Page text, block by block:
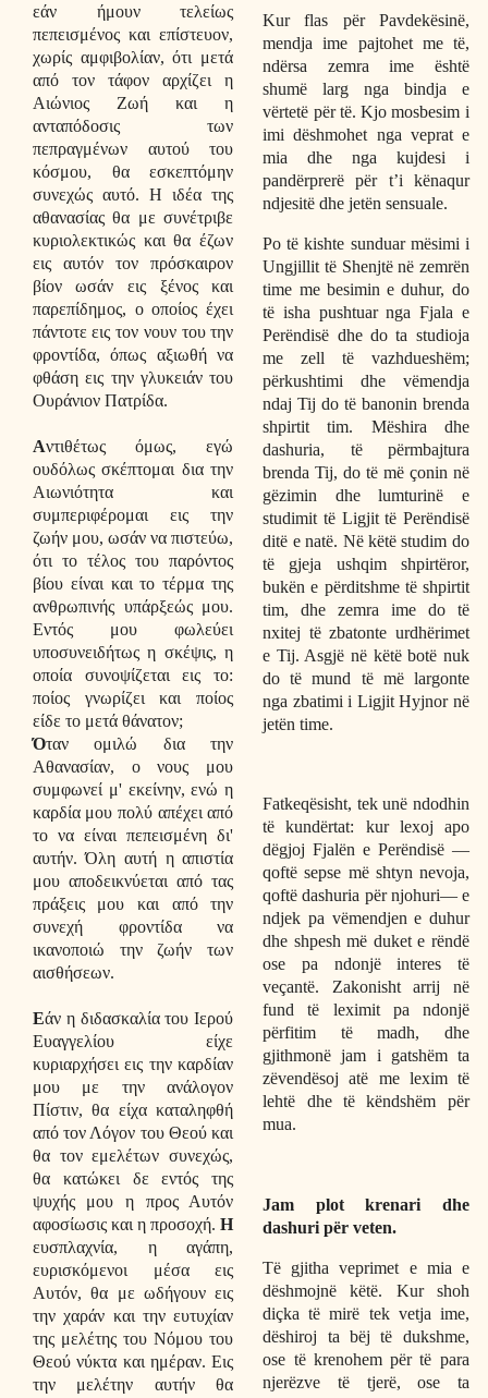
εάν ήμουν τελείως
πεπεισμένος και επίστευον,
χωρίς αμφιβολίαν, ότι μετά
από τον τάφον αρχίζει η
Αιώνιος Ζωή και η
ανταπόδοσις των
πεπραγμένων αυτού του
κόσμου, θα εσκεπτόμην
συνεχώς αυτό. Η ιδέα της
αθανασίας θα με συνέτριβε
κυριολεκτικώς και θα έζων
εις αυτόν τον πρόσκαιρον
βίον ωσάν εις ξένος και
παρεπίδημος, ο οποίος έχει
πάντοτε εις τον νουν του την
φροντίδα, όπως αξιωθή να
φθάση εις την γλυκειάν του
Ουράνιον Πατρίδα.
Αντιθέτως όμως, εγώ
ουδόλως σκέπτομαι δια την
Αιωνιότητα και
συμπεριφέρομαι εις την
ζωήν μου, ωσάν να πιστεύω,
ότι το τέλος του παρόντος
βίου είναι και το τέρμα της
ανθρωπινής υπάρξεώς μου.
Εντός μου φωλεύει
υποσυνειδήτως η σκέψις, η
οποία συνοψίζεται εις το:
ποίος γνωρίζει και ποίος
είδε το μετά θάνατον;
Όταν ομιλώ δια την
Αθανασίαν, ο νους μου
συμφωνεί μ' εκείνην, ενώ η
καρδία μου πολύ απέχει από
το να είναι πεπεισμένη δι'
αυτήν. Όλη αυτή η απιστία
μου αποδεικνύεται από τας
πράξεις μου και από την
συνεχή φροντίδα να
ικανοποιώ την ζωήν των
αισθήσεων.
Εάν η διδασκαλία του Ιερού
Ευαγγελίου είχε
κυριαρχήσει εις την καρδίαν
μου με την ανάλογον
Πίστιν, θα είχα καταληφθή
από τον Λόγον του Θεού και
θα τον εμελέτων συνεχώς,
θα κατώκει δε εντός της
ψυχής μου η προς Αυτόν
αφοσίωσις και η προσοχή.Η
ευσπλαχνία, η αγάπη,
ευρισκόμενοι μέσα εις
Αυτόν, θα με ωδήγουν εις
την χαράν και την ευτυχίαν
της μελέτης του Νόμου του
Θεού νύκτα και ημέραν. Εις
την μελέτην αυτήν θα
Kur flas për Pavdekësinë,
mendja ime pajtohet me të,
ndërsa zemra ime është
shumë larg nga bindja e
vërtetë për të. Kjo mosbesim i
imi dëshmohet nga veprat e
mia dhe nga kujdesi i
pandërprerë për t’i kënaqur
ndjesitë dhe jetën sensuale.
Po të kishte sunduar mësimi i
Ungjillit të Shenjtë në zemrën
time me besimin e duhur, do
të isha pushtuar nga Fjala e
Perëndisë dhe do ta studioja
me zell të vazhdueshëm;
përkushtimi dhe vëmendja
ndaj Tij do të banonin brenda
shpirtit tim. Mëshira dhe
dashuria, të përmbajtura
brenda Tij, do të më çonin në
gëzimin dhe lumturinë e
studimit të Ligjit të Perëndisë
ditë e natë. Në këtë studim do
të gjeja ushqim shpirtëror,
bukën e përditshme të shpirtit
tim, dhe zemra ime do të
nxitej të zbatonte urdhërimet
e Tij. Asgjë në këtë botë nuk
do të mund të më largonte
nga zbatimi i Ligjit Hyjnor në
jetën time.
Fatkeqësisht, tek unë ndodhin
të kundërtat: kur lexoj apo
dëgjoj Fjalën e Perëndisë —
qoftë sepse më shtyn nevoja,
qoftë dashuria për njohuri— e
ndjek pa vëmendjen e duhur
dhe shpesh më duket e rëndë
ose pa ndonjë interes të
veçantë. Zakonisht arrij në
fund të leximit pa ndonjë
përfitim të madh, dhe
gjithmonë jam i gatshëm ta
zëvendësoj atë me lexim të
lehtë dhe të këndshëm për
mua.
Jam plot krenari dhe
dashuri për veten.
Të gjitha veprimet e mia e
dëshmojnë këtë. Kur shoh
diçka të mirë tek vetja ime,
dëshiroj ta bëj të dukshme,
ose të krenohem për të para
njerëzve të tjerë, ose ta